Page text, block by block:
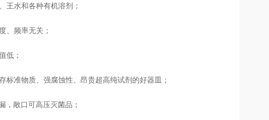
王水和各种有机溶剂；
、频率无关；
低；
标准物质、强腐蚀性、昂贵超高纯试剂的好器皿；
，敞口可高压灭菌品；